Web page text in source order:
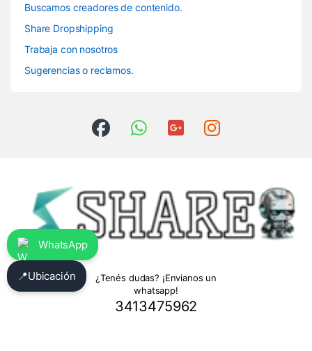
Buscamos creadores de contenido.
Share Dropshipping
Trabaja con nosotros
Sugerencias o reclamos.
¿Tenés dudas? ¡Envianos un
whatsapp!
3413475962
WhatsApp
📍Ubicación